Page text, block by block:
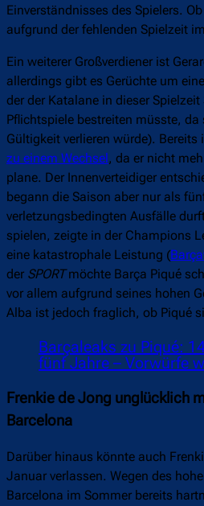
Einverständnisses des Spielers.
aufgrund der fehlenden Spielzeit
Ein weiterer Großverdiener ist
allerdings gibt es Gerüchte um
der der Katalane in dieser Spielzeit
Pflichtspiele bestreiten müsste,
Gültigkeit verlieren würde). Bereits
zu einem Wechsel , da er nicht
plane. Der Innenverteidiger
begann die Saison aber nur als
verletzungsbedingten Ausfälle
spielen, zeigte in der Champions
eine katastrophale Leistung (
der SPORTmöchte Barça Piqué
vor allem aufgrund seines hohen
Alba ist jedoch fraglich, ob Piqué
Barçaleaks zu Piqué:
fünf Jahre – Vorwürfe
Frenkie de Jong unglücklich
Barcelona
Darüber hinaus könnte auch
Januar verlassen. Wegen des
Barcelona im Sommer bereits